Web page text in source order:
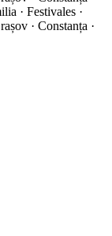
· Festivales ·
· Constanța ·